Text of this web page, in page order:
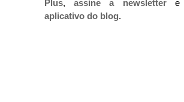
Plus,assine a newslettere
aplicativo do blog.